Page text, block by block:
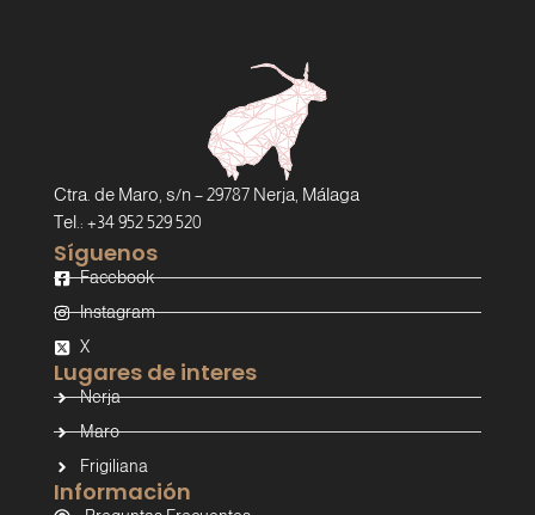
Ctra. de Maro, s/n – 29787 Nerja, Málaga
Tel.: +34 952 529 520
Información
Lugares de interes
Nerja
Maro
Frigiliana
Síguenos
Facebook
Instagram
X